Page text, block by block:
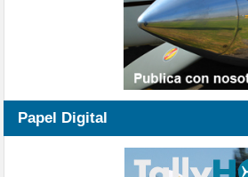
Papel Digital